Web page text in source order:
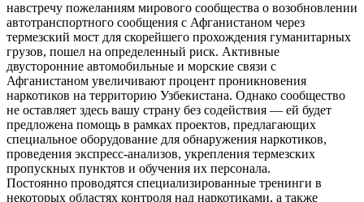
навстречу пожеланиям мирового сообщества о возобновлении
автотранспортного сообщения с Афганистаном через
термезский мост для скорейшего прохождения гуманитарных
грузов, пошел на определенный риск. Активные
двусторонние автомобильные и морские связи с
Афганистаном увеличивают процент проникновения
наркотиков на территорию Узбекистана. Однако сообщество
не оставляет здесь вашу страну без содействия — ей будет
предложена помощь в рамках проектов, предлагающих
специальное оборудование для обнаружения наркотиков,
проведения экспресс-анализов, укрепления термезских
пропускных пунктов и обучения их персонала.
Постоянно проводятся специализированные тренинги в
некоторых областях контроля над наркотиками, а также